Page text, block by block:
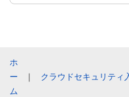
ホ
ー
ム
｜ クラウドセキュリティ